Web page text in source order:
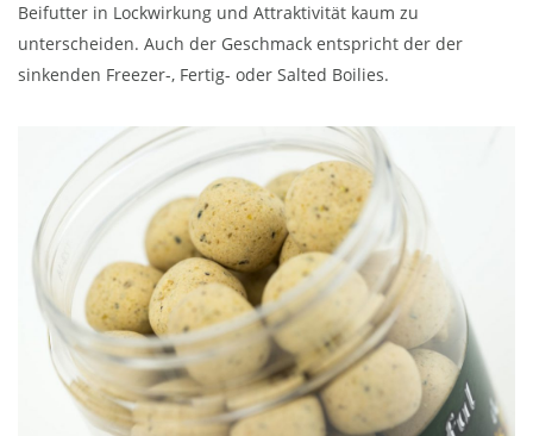
Beifutter in Lockwirkung und Attraktivität kaum zu
unterscheiden. Auch der Geschmack entspricht der der
sinkenden Freezer-, Fertig- oder Salted Boilies.